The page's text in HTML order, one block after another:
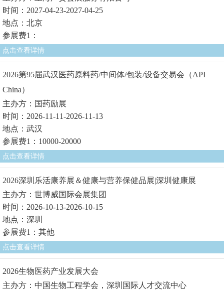
时间：2027-04-23-2027-04-25
地点：北京
参展费1：
点击查看详情
2026第95届武汉医药原料药/中间体/包装/设备交易会（API
China）
主办方：国药励展
时间：2026-11-11-2026-11-13
地点：武汉
参展费1：10000-20000
点击查看详情
2026深圳乐活康养展＆健康与营养保健品展|深圳健康展
主办方：世博威国际会展集团
时间：2026-10-13-2026-10-15
地点：深圳
参展费1：其他
点击查看详情
2026生物医药产业发展大会
主办方：中国生物工程学会，深圳国际人才交流中心